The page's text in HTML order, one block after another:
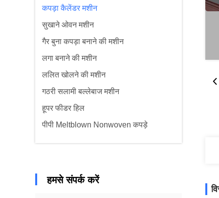
कपड़ा कैलेंडर मशीन
सुखाने ओवन मशीन
गैर बुना कपड़ा बनाने की मशीन
लगा बनाने की मशीन
ललित खोलने की मशीन
गठरी सलामी बल्लेबाज मशीन
हूपर फीडर हिल
पीपी Meltblown Nonwoven कपड़े
हमसे संपर्क करें